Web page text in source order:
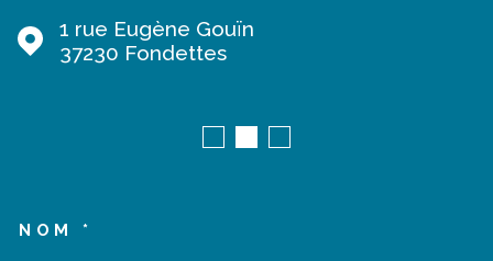
1 rue Eugène Gouïn
37230
Fondettes
NOM *